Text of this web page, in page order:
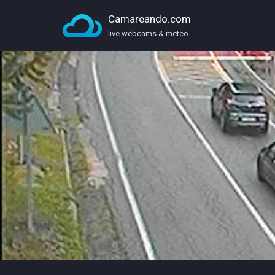
Camareando.com
live webcams & meteo